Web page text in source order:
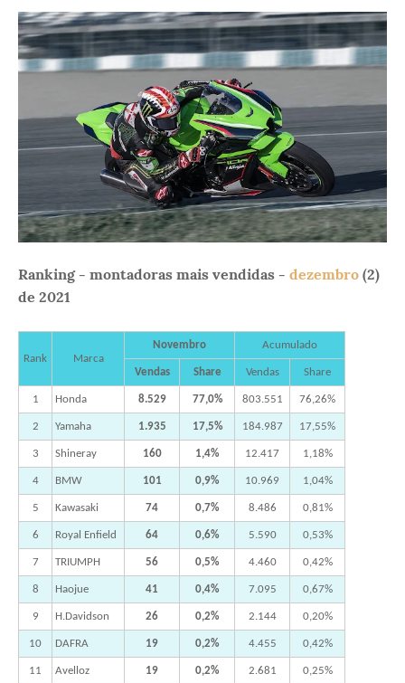
Ranking - montadoras mais vendidas - dezembro (2)
de 2021
Rank Marca
Novembro Acumulado
Vendas Share Vendas Share
1 Honda 8.529 77,0% 803.551 76,26%
2 Yamaha 1.935 17,5% 184.987 17,55%
3 Shineray 160 1,4% 12.417 1,18%
4 BMW 101 0,9% 10.969 1,04%
5 Kawasaki 74 0,7% 8.486 0,81%
6 Royal Enfield 64 0,6% 5.590 0,53%
7 TRIUMPH 56 0,5% 4.460 0,42%
8 Haojue 41 0,4% 7.095 0,67%
9 H.Davidson 26 0,2% 2.144 0,20%
10 DAFRA 19 0,2% 4.455 0,42%
11 Avelloz 19 0,2% 2.681 0,25%